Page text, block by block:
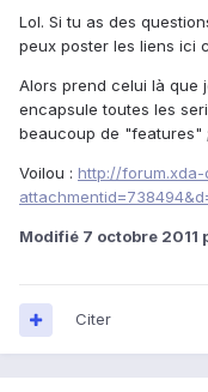
Lol. Si tu as des
peux poster les liens ici
Alors prend celui là que
encapsule toutes les
beaucoup de "features"
Voilou : http://
Modifié 7 octobre 2011
Citer